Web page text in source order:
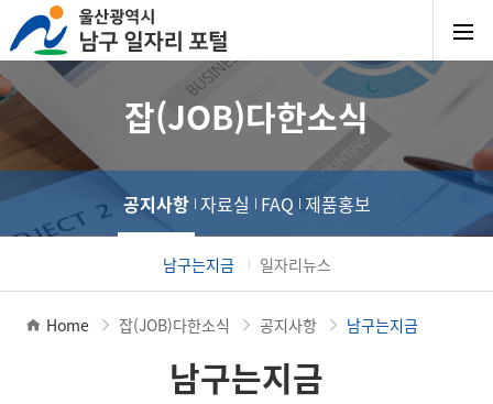
잡(JOB)다한소식
공지사항
남구는지금 일자리뉴스
자료실 FAQ 제품홍보
Home 잡(JOB)다한소식 공지사항 남구는지금
남구는지금